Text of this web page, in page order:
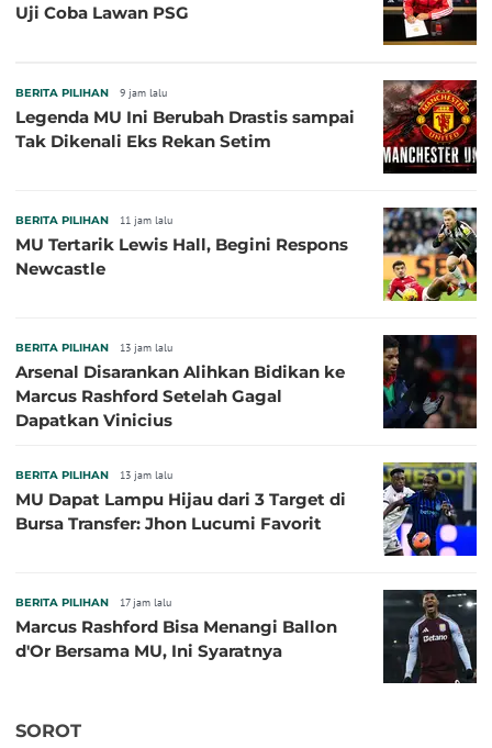
Uji Coba Lawan PSG
BERITA PILIHAN 9 jam lalu
Legenda MU Ini Berubah Drastis sampai
Tak Dikenali Eks Rekan Setim
BERITA PILIHAN 11 jam lalu
MU Tertarik Lewis Hall, Begini Respons
Newcastle
BERITA PILIHAN 13 jam lalu
Arsenal Disarankan Alihkan Bidikan ke
Marcus Rashford Setelah Gagal
Dapatkan Vinicius
BERITA PILIHAN 13 jam lalu
MU Dapat Lampu Hijau dari 3 Target di
Bursa Transfer: Jhon Lucumi Favorit
BERITA PILIHAN 17 jam lalu
Marcus Rashford Bisa Menangi Ballon
d'Or Bersama MU, Ini Syaratnya
SOROT